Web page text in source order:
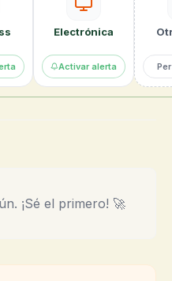
Electrónica
Activar alerta
¡Sé el primero! 🚀